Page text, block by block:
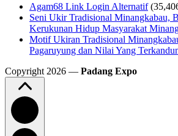
Agam68 Link Login Alternatif
Seni Ukir Tradisional Minangkabau,
Kerukunan Hidup Masyarakat
Motif Ukiran Tradisional
Pagaruyung dan Nilai Yang
Copyright 2026 — Padang Expo